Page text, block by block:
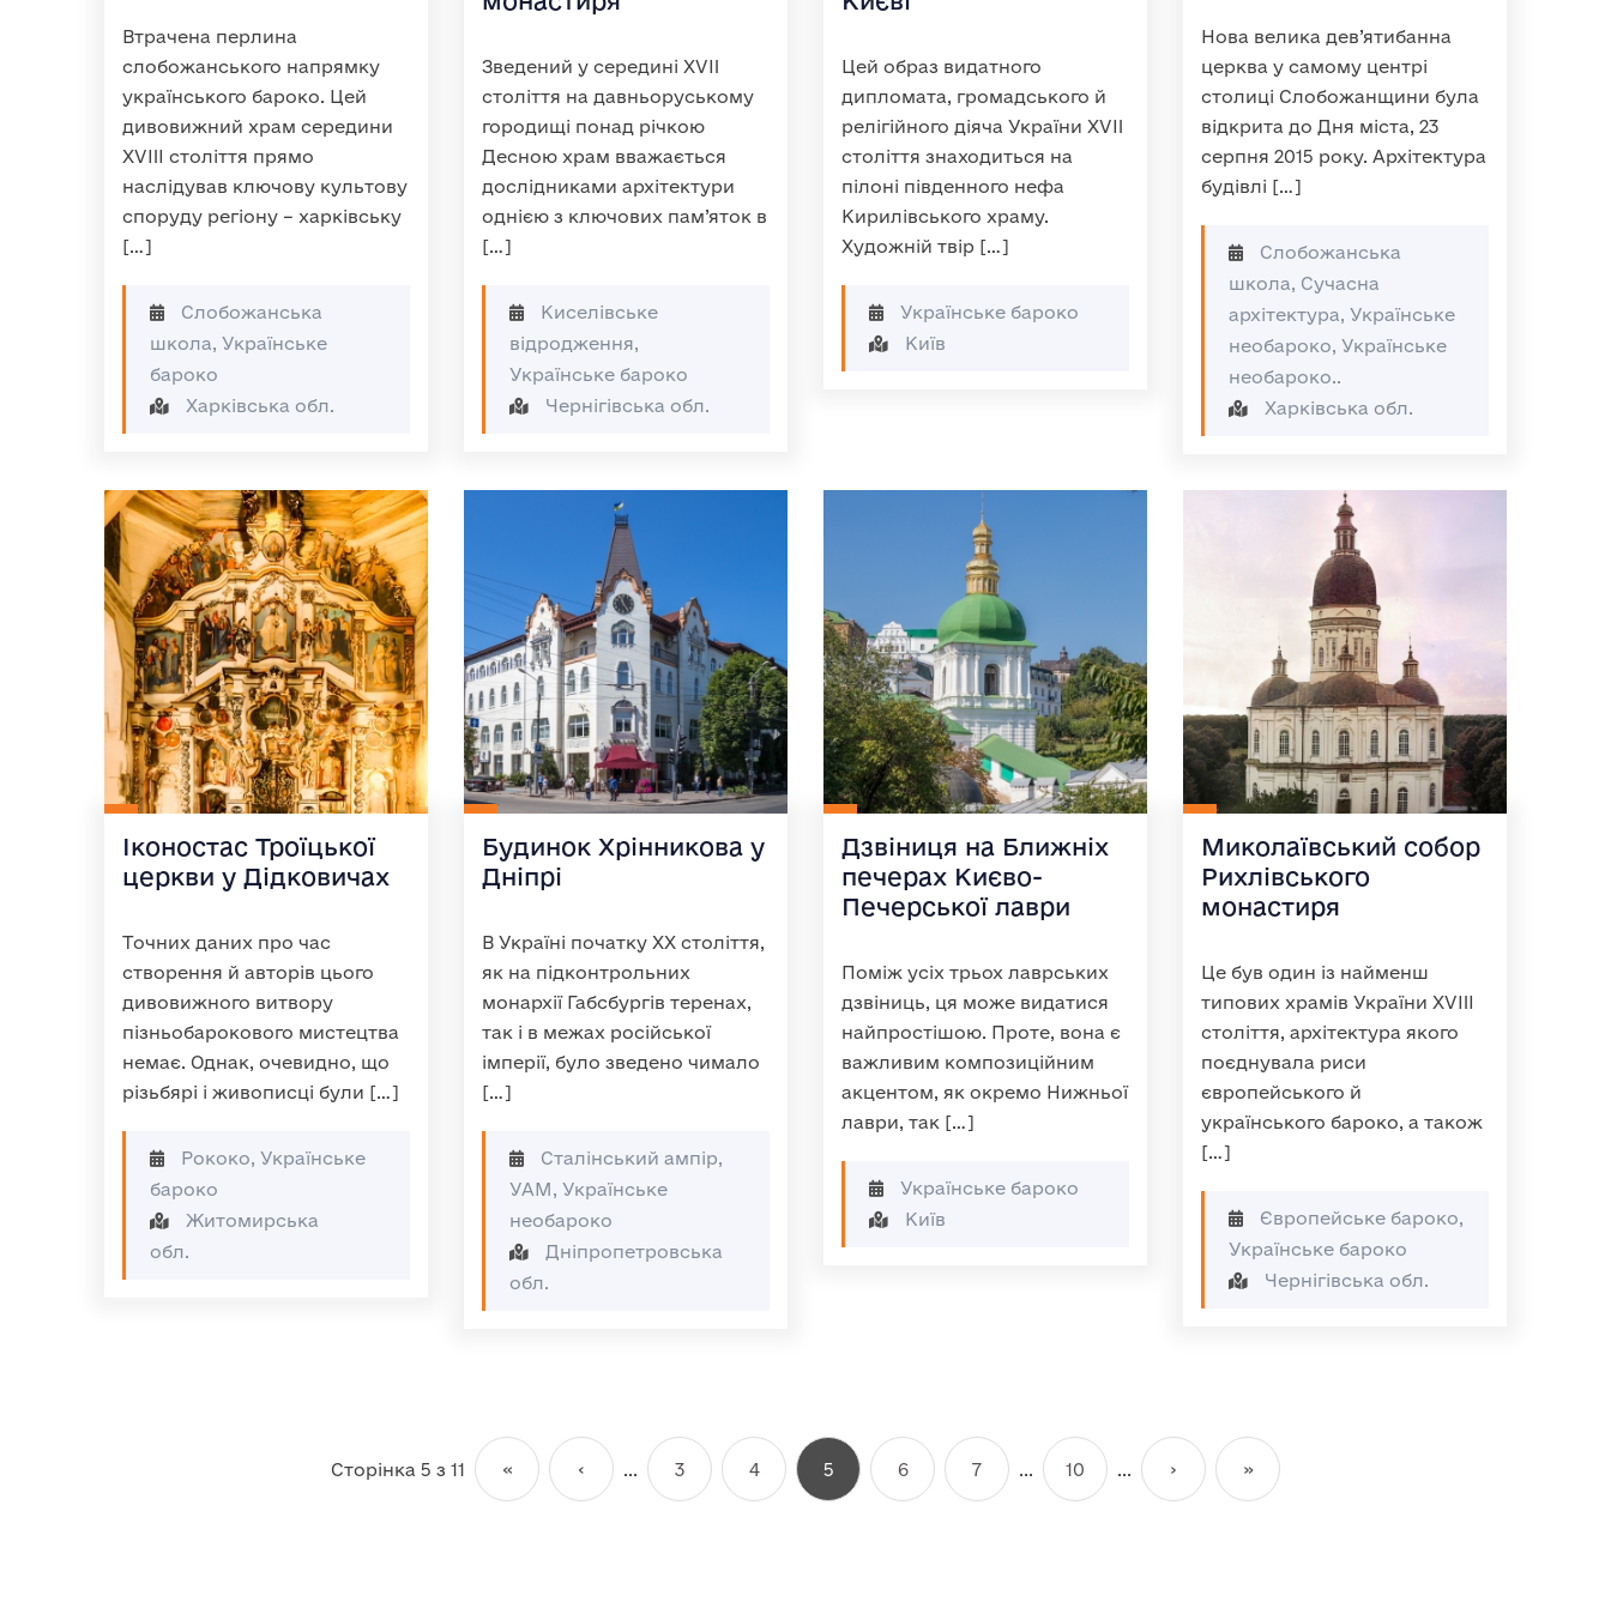
Втрачена перлина
слобожанського напрямку
українського бароко. Цей
дивовижний храм середини
XVIII століття прямо
наслідував ключову культову
споруду регіону – харківську
[…]
Слобожанська
школа, Українське
бароко
Харківська обл.
Зведений у середині XVII
століття на давньоруському
городищі понад річкою
Десною храм вважається
дослідниками архітектури
однією з ключових пам’яток в
[…]
Киселівське
відродження,
Українське бароко
Чернігівська обл.
Цей образ видатного
дипломата, громадського й
релігійного діяча України XVII
століття знаходиться на
пілоні південного нефа
Кирилівського храму.
Художній твір […]
Українське бароко
Київ
Нова велика дев’ятибанна
церква у самому центрі
столиці Слобожанщини була
відкрита до Дня міста, 23
серпня 2015 року. Архітектура
будівлі […]
Слобожанська
школа, Сучасна
архітектура, Українське
необароко, Українське
необароко..
Харківська обл.
Іконостас Троїцької
церкви у Дідковичах
Точних даних про час
створення й авторів цього
дивовижного витвору
пізньобарокового мистецтва
немає. Однак, очевидно, що
різьбярі і живописці були […]
Рококо, Українське
бароко
Житомирська
обл.
Будинок Хрінникова у
Дніпрі
В Україні початку XX століття,
як на підконтрольних
монархії Габсбургів теренах,
так і в межах російської
імперії, було зведено чимало
[…]
Сталінський ампір,
УАМ, Українське
необароко
Дніпропетровська
обл.
Дзвіниця на Ближніх
печерах Києво-
Печерської лаври
Поміж усіх трьох лаврських
дзвіниць, ця може видатися
найпростішою. Проте, вона є
важливим композиційним
акцентом, як окремо Нижньої
лаври, так […]
Українське бароко
Київ
Миколаївський собор
Рихлівського
монастиря
Це був один із найменш
типових храмів України XVIII
століття, архітектура якого
поєднувала риси
європейського й
українського бароко, а також
[…]
Європейське бароко,
Українське бароко
Чернігівська обл.
Сторінка 5 з 11 « ‹ ... 3 4 5 6 7 ... 10 ... › »